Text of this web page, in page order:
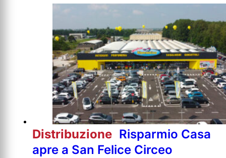
Distribuzione Risparmio Casa
apre a San Felice Circeo